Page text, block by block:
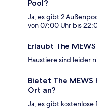
Pool?
Ja, es gibt 2
von 07:00 Uhr bis
Erlaubt The
Haustiere sind leider
Bietet The MEWS
Ort an?
Ja, es gibt kostenlose